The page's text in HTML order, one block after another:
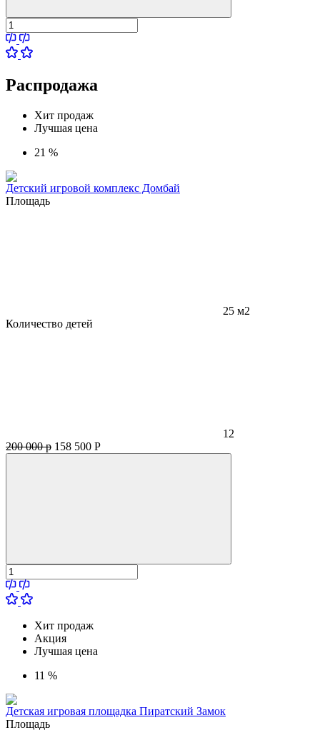
Распродажа
Хит продаж
Лучшая цена
21 %
Детский игровой комплекс Домбай
Площадь
25 м2
Количество детей
12
200 000 р 158 500 Р
Хит продаж
Акция
Лучшая цена
11 %
Детская игровая площадка Пиратский Замок
Площадь